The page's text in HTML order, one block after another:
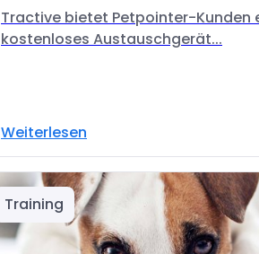
Tractive bietet Petpointer-Kunden
kostenloses Austauschgerät...
Weiterlesen
Training